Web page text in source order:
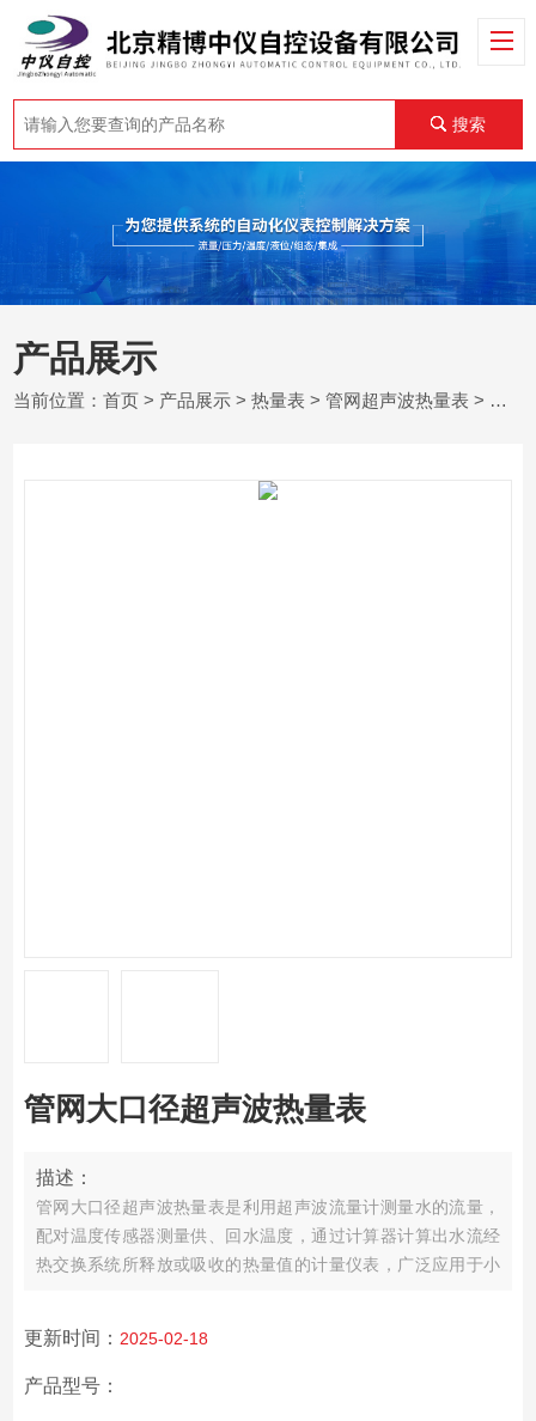
搜索
产品展示
当前位置：首页 > 产品展示 >热量表 >管网超声波热量表 > 管网大口径超声波热量表
管网大口径超声波热量表
描述：
管网大口径超声波热量表是利用超声波流量计测量水的流量，
配对温度传感器测量供、回水温度，通过计算器计算出水流经
热交换系统所释放或吸收的热量值的计量仪表，广泛应用于小
定、经济实用等特点。
更新时间： 2025-02-18
产品型号：